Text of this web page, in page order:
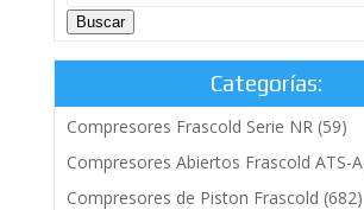
Buscar
Categorías:
Compresores Frascold Serie NR (59)
Compresores Abiertos Frascold ATS-A
Compresores de Piston Frascold (682)